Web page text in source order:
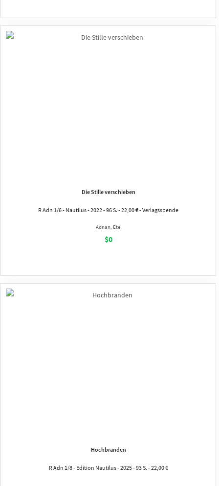
Die Stille verschieben
R Adn 1/6 - Nautilus - 2022 - 96 S. - 22,00 € - Verlagsspende
Adnan, Etel
$0
Hochbranden
R Adn 1/8 - Edition Nautilus - 2025 - 93 S. - 22,00 €